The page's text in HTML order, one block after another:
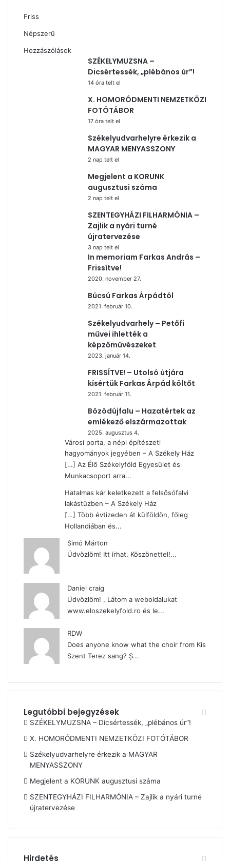
Friss
Népszerű
Hozzászólások
SZÉKELYMUZSNA –
Dicsértessék, „plébános úr”!
14 óra telt el
X. HOMORÓDMENTI NEMZETKÖZI
FOTÓTÁBOR
17 óra telt el
Székelyudvarhelyre érkezik a
MAGYAR MENYASSZONY
2 nap telt el
Megjelent a KORUNK
augusztusi száma
2 nap telt el
SZENTEGYHÁZI FILHARMÓNIA –
Zajlik a nyári turné
újratervezése
3 nap telt el
In memoriam Farkas András –
Frissítve!
2020. november 27.
Búcsú Farkas Árpádtól
2021. február 10.
Székelyudvarhely – Petőfi
művei ihlették a
képzőművészeket
2023. január 14.
FRISSÍTVE! – Utolsó útjára
kísértük Farkas Árpád költőt
2021. február 11.
Bözödújfalu – Hazatértek az
emlékező elszármazottak
2025. augusztus 4.
Városi porta, a népi építészeti
hagyományok jegyében – A Székely Ház
[…] Az Élő Székelyföld Egyesület és
Munkacsoport arra...
Hatalmas kár keletkezett a felsősófalvi
lakástűzben – A Székely Ház
[…] Több évtizeden át külföldön, főleg
Hollandiában és...
Simó Márton
Üdvözlöm! Itt írhat. Köszönettel!...
Daniel craig
Üdvözlöm! , Látom a weboldalukat
www.eloszekelyfold.ro és le...
RDW
Does anyone know what the choir from Kis
Szent Terez sang? Ș...
Legutóbbi bejegyzések
SZÉKELYMUZSNA – Dicsértessék, „plébános úr”!
X. HOMORÓDMENTI NEMZETKÖZI FOTÓTÁBOR
Székelyudvarhelyre érkezik a MAGYAR
MENYASSZONY
Megjelent a KORUNK augusztusi száma
SZENTEGYHÁZI FILHARMÓNIA – Zajlik a nyári turné
újratervezése
Hirdetés